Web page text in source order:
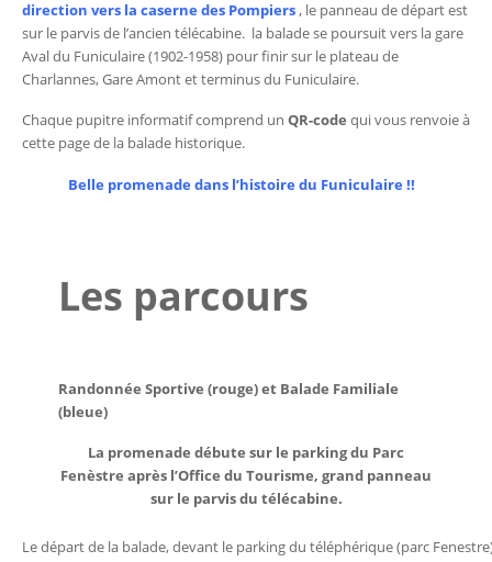
direction vers la caserne des Pompiers, le panneau de départ est
sur le parvis de l’ancien télécabine. la balade se poursuit vers la gare
Aval du Funiculaire (1902-1958) pour finir sur le plateau de
Charlannes, Gare Amont et terminus du Funiculaire.
Chaque pupitre informatif comprend un QR-code qui vous renvoie à
cette page de la balade historique.
Belle promenade dans l’histoire du Funiculaire !!
Les parcours
Randonnée Sportive (rouge) et Balade Familiale
(bleue)
La promenade débute sur le parking du Parc
Fenèstre après l’Office du Tourisme, grand panneau
sur le parvis du télécabine.
Le départ de la balade, devant le parking du téléphérique (parc